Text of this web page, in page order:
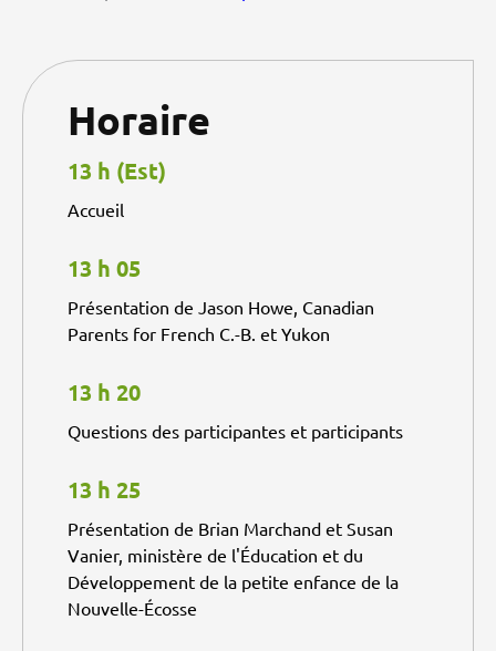
Horaire
13 h (Est)
Accueil
13 h 05
Présentation de Jason Howe, Canadian
Parents for French C.-B. et Yukon
13 h 20
Questions des participantes et participants
13 h 25
Présentation de Brian Marchand et Susan
Vanier, ministère de l'Éducation et du
Développement de la petite enfance de la
Nouvelle-Écosse